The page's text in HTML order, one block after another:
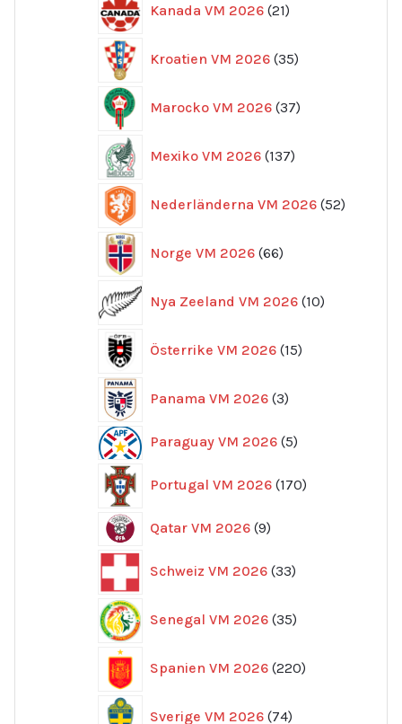
Kanada VM 2026 21
produkter
Kroatien VM 2026 35
produkter
Marocko VM 2026 37
produkter
Mexiko VM 2026 137
produkter
Nederländerna VM 2026 52
Norge VM 2026 66
produkter
Nya Zeeland VM 2026 10
produkter
Österrike VM 2026 15
produkter
Panama VM 2026 3
produkter
Paraguay VM 2026 55
Portugal VM 2026 170
produkter
Qatar VM 2026 99
Schweiz VM 2026 33
produkter
Senegal VM 2026 35
produkter
Spanien VM 2026 220
produkter
Sverige VM 2026 74